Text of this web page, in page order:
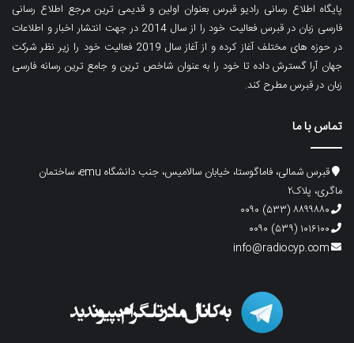
پایگاه اطلاع رسانی رادیو قبرس بعنوان اولین و قدیمی ترین مرجع اطلاع رسانی
فارسی زبان در قبرس فعالیت خود را از سال 2014 در جهت انتشار اخبار و اطلاعات
در حوزه های مختلف آغاز کرده و از آغاز سال 2019 فعالیت خود را زیر نظر شرکت
جهان آرا گسترش داده تا خود را به عنوان شاخص ترین و جامع ترین رسانه فارسی
زبان در قبرس مطرح کند.
تماس با ما
قبرس شمالی، فاماگوستا، خیابان سالامیس، جنب دانشگاه emu، ساختمان
ماگری، پلاک۲
۸۸۹۹۸۸۰ (۵۳۳) ۰۰۹۰
۱۰۱۶۱۰۰ (۵۳۹) ۰۰۹۰
info@radiocyp.com